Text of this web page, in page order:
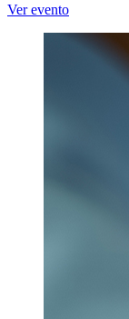
Ver evento